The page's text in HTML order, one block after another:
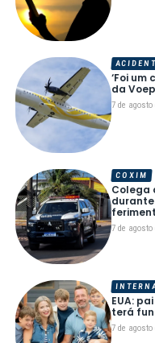
‘Foi um
da
7 de agosto
Colega
7 de agosto
COXIM
EUA:
terá
7 de agosto